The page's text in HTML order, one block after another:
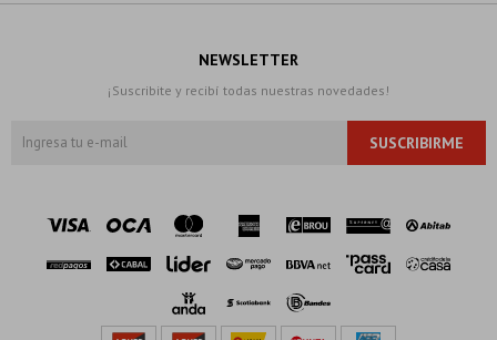
NEWSLETTER
¡Suscribite y recibí todas nuestras novedades!
SUSCRIBIRME